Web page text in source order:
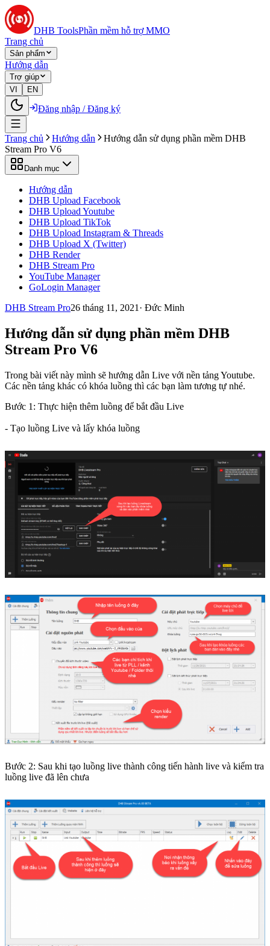
DHB ToolsPhần mềm hỗ trợ MMO
Trang chủ
Sản phẩm
Hướng dẫn
Trợ giúp
VI
EN
Đăng nhập / Đăng ký
Trang chủ Hướng dẫn
Hướng dẫn sử dụng phần mềm DHB
Stream Pro V6
Danh mục
Hướng dẫn
DHB Upload Facebook
DHB Upload Youtube
DHB Upload TikTok
DHB Upload Instagram & Threads
DHB Upload X (Twitter)
DHB Render
DHB Stream Pro
YouTube Manager
GoLogin Manager
DHB Stream Pro26 tháng 11, 2021 · Đức Minh
Hướng dẫn sử dụng phần mềm DHB
Stream Pro V6
Trong bài viết này mình sẽ hướng dẫn Live với nền tảng Youtube.
Các nền tảng khác có khóa luồng thì các bạn làm tương tự nhé.
Bước 1: Thực hiện thêm luồng để bắt đầu Live
- Tạo luồng Live và lấy khóa luồng
Bước 2: Sau khi tạo luồng live thành công tiến hành live và kiểm tra
luồng live đã lên chưa